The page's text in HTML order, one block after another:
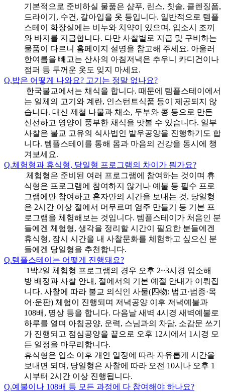
기본적으로 준비하실 물품은 샴푸, 린스, 칫솔, 클렌징폼,
드라이기, 수건, 갈아입을 옷 등입니다. 일반적으로 템플
스테이 화장실에는 비누와 치약이 있으며, 입소시 조끼
와 바지를 지급합니다. 다만 사찰별로 지급 및 구비하는
물품이 다르니 홈페이지 설명을 참고해 주세요. 아울러
한여름을 빼고는 산사의 아침저녁은 추우니 카디건이나
점퍼 등 두꺼운 옷도 잊지 마세요.
Q.밥은 어떻게 나와요? 고기는 정말 없나요?
한국불교에서는 채식을 합니다. 때문에 템플스테이에서
는 일체의 고기와 계란, 인스턴트식품 등이 제공되지 않
습니다. 대신 제철 나물과 채소, 두부와 콩 등으로 만든
신선하고 영양이 풍부한 채식을 맛볼 수 있습니다. 일부
사찰은 불교 고유의 식사법인 발우공양을 진행하기도 합
니다. 템플스테이를 통해 몸과 마음의 건강을 동시에 챙
겨보세요.
Q.체험형과 휴식형, 당일형 프로그램의 차이가 뭔가요?
체험형은 준비된 여러 프로그램에 참여하는 것이며 휴
식형은 프로그램에 참여하지 않거나 예불 등 필수 프로
그램에만 참여하고 혼자만의 시간을 보내는 것, 당일형
은 2시간 이상 절에서 머무르며 염주 만들기 등 기본 프
로그램을 체험해보는 것입니다. 템플스테이가 처음인 분
들에겐 체험형, 생각을 정리할 시간이 필요한 분들에겐
휴식형, 잠시 시간을 내 사찰문화를 체험하고 싶으신 분
들에겐 당일형을 추천합니다.
Q.템플스테이는 어떻게 진행돼요?
1박2일 체험형 프로그램의 경우 오후 2~3시경 입소해
방 배정과 사찰 안내, 절에서의 기본 예절 안내가 이뤄집
니다. 사찰에 따라 불교 의식인 사물(四物: 법고·범종·목
어·운판) 체험이 진행되며 저녁공양 이후 저녁예불과
108배, 명상 등을 합니다. 다음날 새벽 4시경 새벽예불로
하루를 열며 아침공양, 운력, 스님과의 차담, 소감문 쓰기
가 진행되고 점심공양을 끝으로 오후 12시에서 1시경 모
든 일정을 마무리합니다.
휴식형은 입소 이후 개인 일정에 따라 자유롭게 시간을
보내면 되며, 당일형은 사찰에 따라 오전 10시나 오후 1
시부터 2시간 이상 진행됩니다.
Q.예불이나 108배 등 모든 과정에 다 참여해야 하나요?